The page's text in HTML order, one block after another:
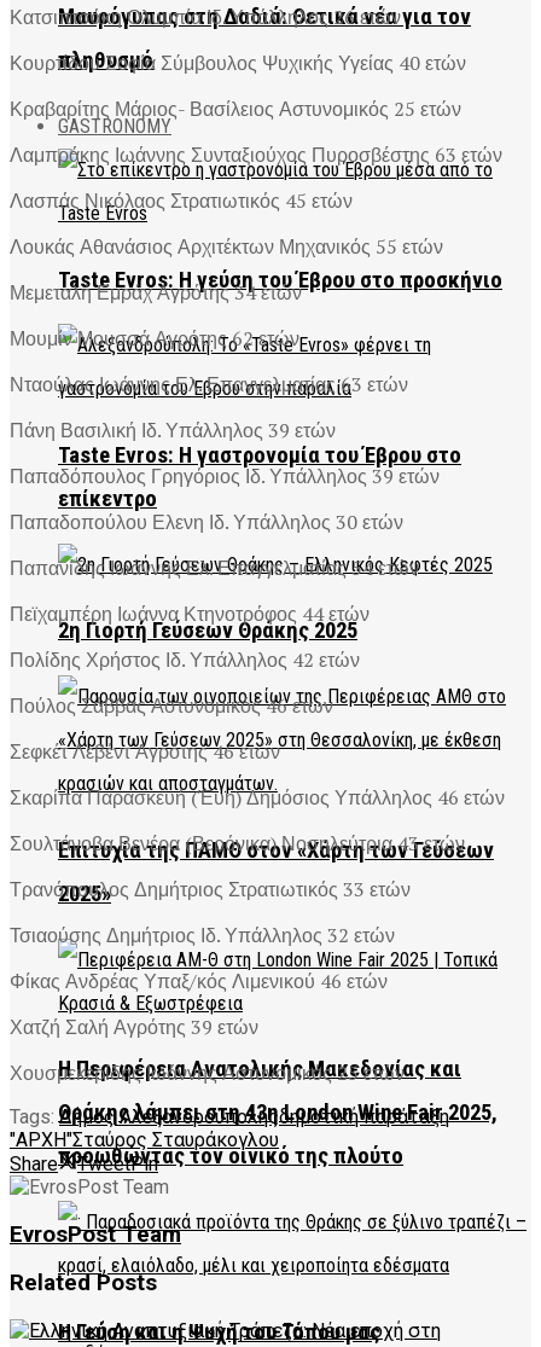
Μαυρόγυπας στη Δαδιά: Θετικά νέα για τον
πληθυσμό
GASTRONOMY
Taste Evros: Η γεύση του Έβρου στο προσκήνιο
Taste Evros: Η γαστρονομία του Έβρου στο
επίκεντρο
2η Γιορτή Γεύσεων Θράκης 2025
Επιτυχία της ΠΑΜΘ στον «Χάρτη των Γεύσεων
2025»
Η Περιφέρεια Ανατολικής Μακεδονίας και
Θράκης λάμπει στη 43η London Wine Fair 2025,
προωθώντας τον οινικό της πλούτο
Η Γεύση και η Ψυχή του Τόπου μας
Κατσιπτσάκη Ολυμπία Ιδ. Υπάλληλος 26 ετών
Κουρτίδου Σοφία Σύμβουλος Ψυχικής Υγείας 40 ετών
Κραβαρίτης Μάριος- Βασίλειος Αστυνομικός 25 ετών
Λαμπράκης Ιωάννης Συνταξιούχος Πυροσβέστης 63 ετών
Λασπάς Νικόλαος Στρατιωτικός 45 ετών
Λουκάς Αθανάσιος Αρχιτέκτων Μηχανικός 55 ετών
Μεμεταλή Εμράχ Αγρότης 34 ετών
Μουμίν Μουσσά Αγρότης 62 ετών
Νταούλας Ιωάννης Ελ. Επαγγελματίας 63 ετών
Πάνη Βασιλική Ιδ. Υπάλληλος 39 ετών
Παπαδόπουλος Γρηγόριος Ιδ. Υπάλληλος 39 ετών
Παπαδοπούλου Ελενη Ιδ. Υπάλληλος 30 ετών
Παπανίδης Ιωάννης Ελ. Επαγγελματίας 54 ετών
Πεϊχαμπέρη Ιωάννα Κτηνοτρόφος 44 ετών
Πολίδης Χρήστος Ιδ. Υπάλληλος 42 ετών
Πούλος Σάββας Αστυνομικός 46 ετών
Σεφκέτ Λεβέντ Αγρότης 46 ετών
Σκαρίπα Παρασκευή (Έυη) Δημόσιος Υπάλληλος 46 ετών
Σουλτάνοβα Βενέρα (Βερόνικα) Νοσηλεύτρια 43 ετών
Τρανόπουλος Δημήτριος Στρατιωτικός 33 ετών
Τσιαούσης Δημήτριος Ιδ. Υπάλληλος 32 ετών
Φίκας Ανδρέας Υπαξ/κός Λιμενικού 46 ετών
Χατζή Σαλή Αγρότης 39 ετών
Χουσμεκερίδης Ιωάννης Αστυνομικός 25 ετών
Tags: Δήμος Αλεξανδρούποληςδημοτική παράταξη
"ΑΡΧΗ"Σταύρος Σταυράκογλου
Share
TweetPin
EvrosPost Team
RelatedPosts